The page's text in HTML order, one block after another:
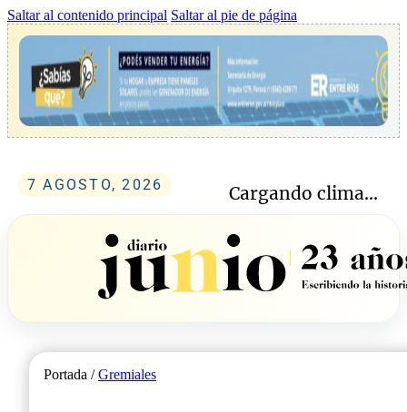
Saltar al contenido principal Saltar al pie de página
7 AGOSTO, 2026 Cargando clima...
Portada /Gremiales